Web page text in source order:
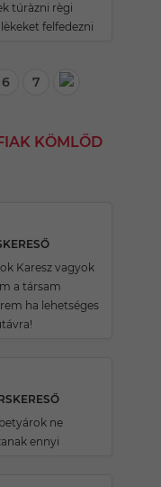
túràzni règi
felfedezni
6 7
KÖMLŐD
Karesz vagyok
a társam
ha lehetséges
ne
ennyi